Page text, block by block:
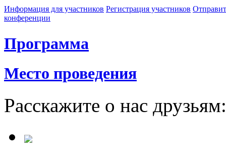
Информация для участников Регистрация участников
конференции
Программа
Место проведения
Расскажите о нас друзьям: